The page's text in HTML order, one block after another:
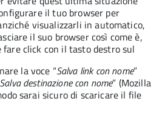
il tuo browser per
visualizzarli in automatico,
il suo browser così come è,
fare click con il tasto destro sul
la voce “Salva link con nome”
Salva destinazione con nome” (Mozilla
sarai sicuro di scaricare il file